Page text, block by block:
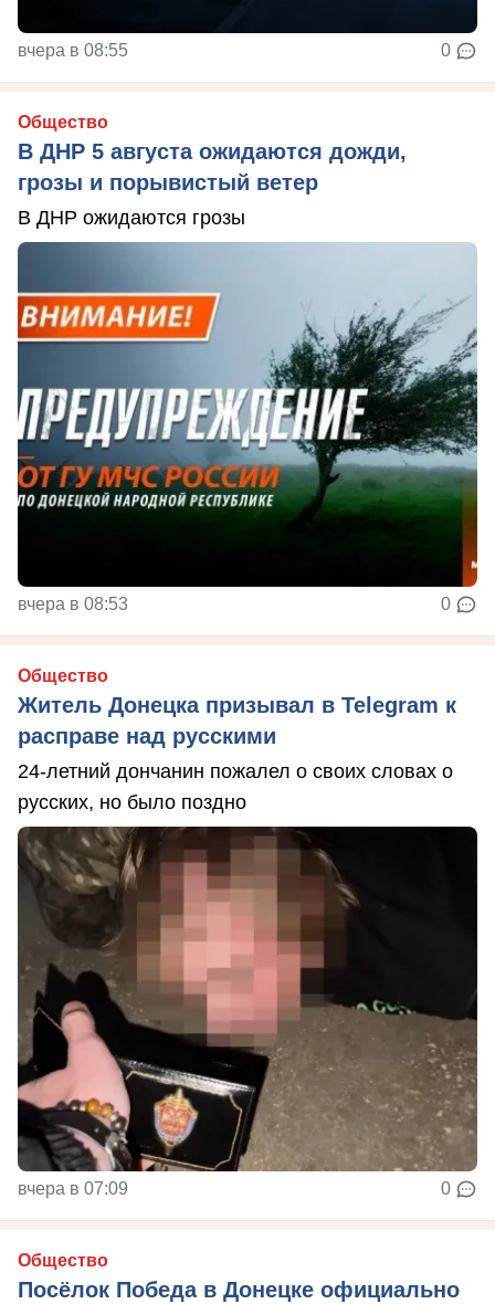
вчера в 08:55 0
Общество
В ДНР 5 августа ожидаются дожди,
грозы и порывистый ветер
В ДНР ожидаются грозы
вчера в 08:53 0
Общество
Житель Донецка призывал в Telegram к
расправе над русскими
24-летний дончанин пожалел о своих словах о
русских, но было поздно
вчера в 07:09 0
Общество
Посёлок Победа в Донецке официально